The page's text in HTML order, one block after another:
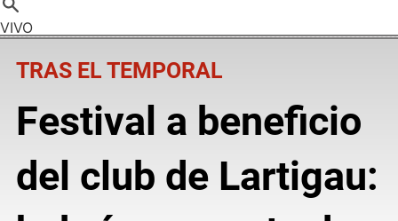
VIVO
TRAS EL TEMPORAL
Festival a beneficio
del club de Lartigau: